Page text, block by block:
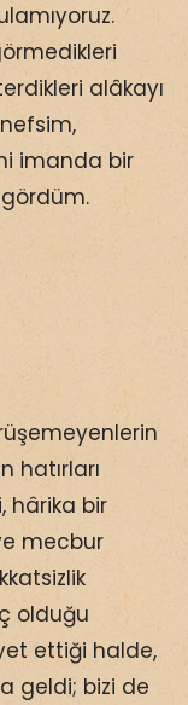
alâkayı
imanda bir
hatırları
hârika bir
mecbur
olduğu
ettiği halde,
geldi; bizi de